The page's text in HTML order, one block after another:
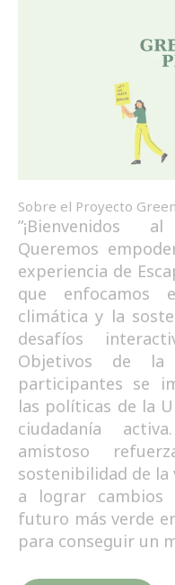
Sobre el Proyecto
”¡Bienvenidos
Queremos
experiencia de
que enfocamos
climática y la
desafíos
Objetivos de la
participantes se
las políticas de la
ciudadanía
amistoso
sostenibilidad de la
a lograr
futuro más verde
para conseguir un